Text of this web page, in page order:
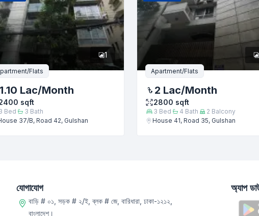
1
Flats
1.10 Lac/Month
sqft
Bed 3 Bath
37/B, Road 42, Gulshan
Apartment/Flats
2 Lac/Month
2800 sqft
3 Bed 4 Bath 2 Balcony
House 41, Road 35, Gulshan
যোগাযোগ
বাড়ি # ০১, সড়ক # ২/ই, ব্লক # জে, বারিধারা, ঢাকা-১২১২,
বাংলাদেশ।
অ্যাপ